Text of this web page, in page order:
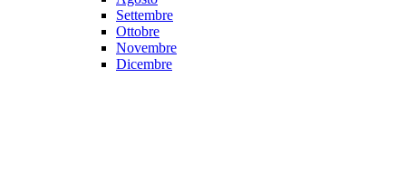
Settembre
Ottobre
Novembre
Dicembre